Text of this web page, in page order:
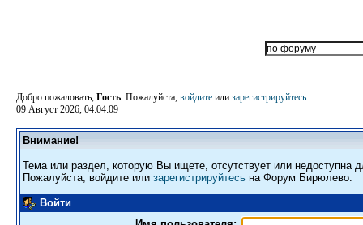
Добро пожаловать, Гость. Пожалуйста, войдите или зарегистрируйтесь.
09 Август 2026, 04:04:09
Внимание!
Тема или раздел, которую Вы ищете, отсутствует или недоступна
Пожалуйста, войдите или зарегистрируйтесь на Форум Бирюлево.
Войти